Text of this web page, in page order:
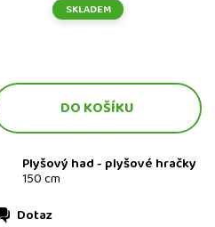
SKLADEM
Plyšový had - plyšové hračky
150 cm
Dotaz